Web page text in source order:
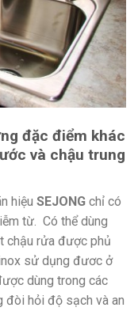
đặc điểm khác
và chậu trung
hiệu SEJONG chỉ có
từ. Có thể dùng
chậu rửa được phủ
sử dụng đươc ở
dùng trong các
hỏi độ sạch và an